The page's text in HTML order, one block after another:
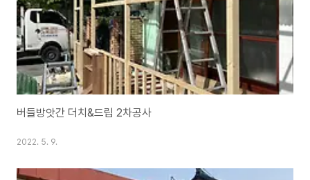
버들방앗간 더치&드립 2차공사
2022. 5. 9.